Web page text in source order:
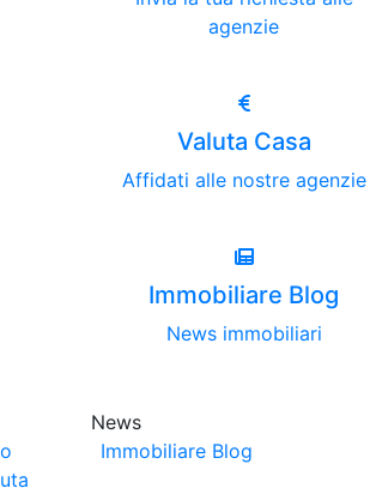
agenzie
Valuta Casa
Affidati alle nostre agenzie
Immobiliare Blog
News immobiliari
News
Immobiliare Blog